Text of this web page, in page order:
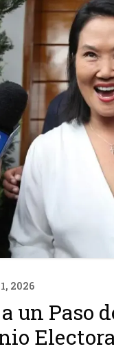
2026
un Paso